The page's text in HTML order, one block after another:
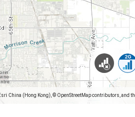
China (Hong Kong), © OpenStreetMap contributors, and